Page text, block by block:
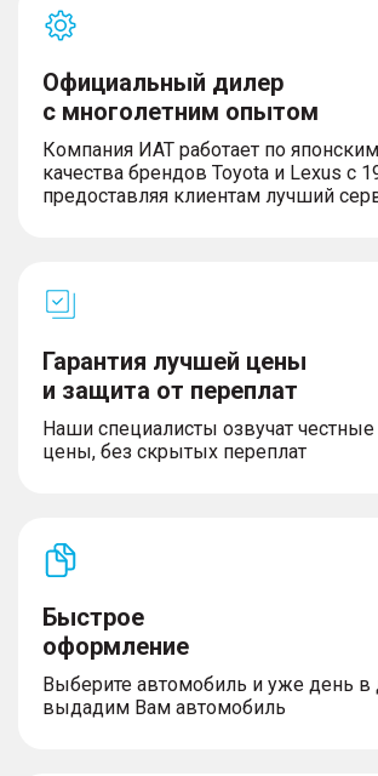
Официальный дилер
с многолетним опытом
Компания ИАТ работает по
качества брендов Toyota и Lexus с
предоставляя клиентам лучший
Гарантия лучшей цены
и защита от переплат
Наши специалисты озвучат честные
цены, без скрытых переплат
Быстрое
оформление
Выберите автомобиль и уже день
выдадим Вам автомобиль